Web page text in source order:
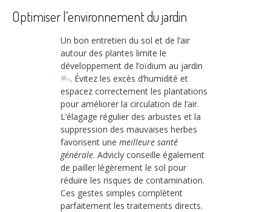
Optimiser l’environnement du jardin
Un bon entretien du sol et de l’air
autour des plantes limite le
développement de l’oïdium au jardin
. Évitez les excès d’humidité et
espacez correctement les plantations
pour améliorer la circulation de l’air.
L’élagage régulier des arbustes et la
suppression des mauvaises herbes
favorisent une meilleure santé
générale. Advicly conseille également
de pailler légèrement le sol pour
réduire les risques de contamination.
Ces gestes simples complètent
parfaitement les traitements directs.